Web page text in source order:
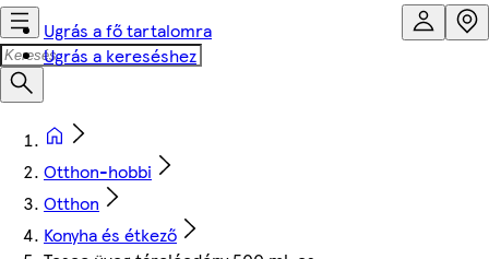
Ugrás a fő tartalomra
Ugrás a kereséshez
Otthon-hobbi
Otthon
Konyha és étkező